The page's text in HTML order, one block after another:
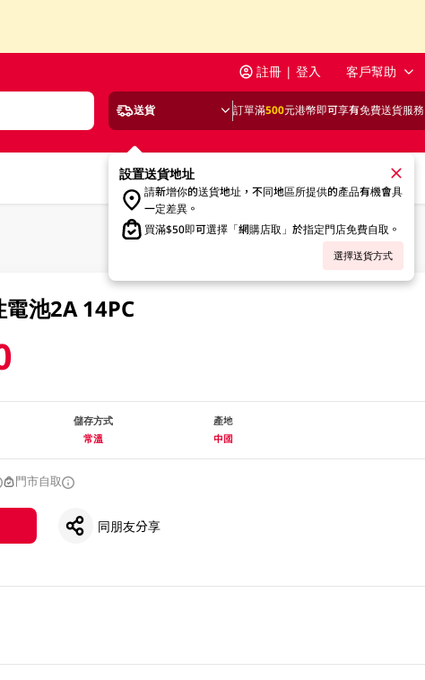
註冊 | 登入 客戶幫助
送貨 訂單滿500元港幣即可享有免費送貨服務
設置送貨地址
請新增你的送貨地址，不同地區所提供的產品有機會具
一定差異。
買滿$50即可選擇「網購店取」於指定門店免費自取。
選擇送貨方式
池2A 14PC
儲存方式
常溫
產地
中國
門市自取
同朋友分享